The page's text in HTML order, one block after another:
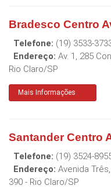
Bradesco Centro
Telefone: (19) 3533-
Endereço: Av. 1, 285
Rio Claro/SP
Mais Informações
Santander Centro
Telefone: (19) 3524-
Endereço: Avenida
390 - Rio Claro/SP